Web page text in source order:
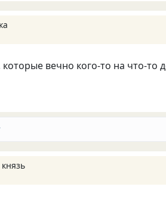
вечно кого-то на что-то